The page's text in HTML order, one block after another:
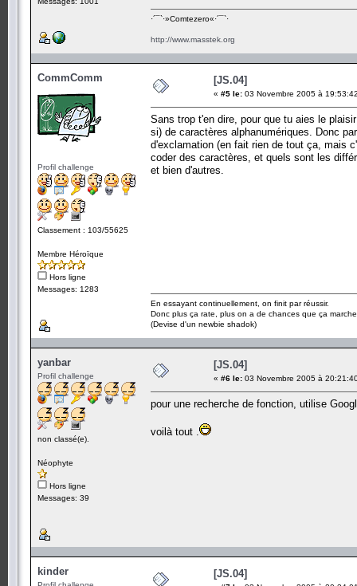
·´¯`·­»Comtezero«­·´¯`·
http://www.masstek.org
CommComm
Profil challenge
Classement : 103/55625
Membre Héroïque
Hors ligne
Messages: 1283
[JS.04]
« #5 le: 03 Novembre 2005 à
Sans trop t'en dire, pour que tu aies le
si) de caractères alphanumériques. Donc
d'exclamation (en fait rien de tout ça, mais
coder des caractères, et quels sont les
et bien d'autres.
En essayant continuellement, on finit par réussir.
Donc plus ça rate, plus on a de chances que ça
(Devise d'un newbie shadok)
yanbar
Profil challenge
non classé(e).
Néophyte
Hors ligne
Messages: 39
[JS.04]
« #6 le: 03 Novembre 2005 à
pour une recherche de fonction, utilise
voilà tout .
kinder [JS.04]